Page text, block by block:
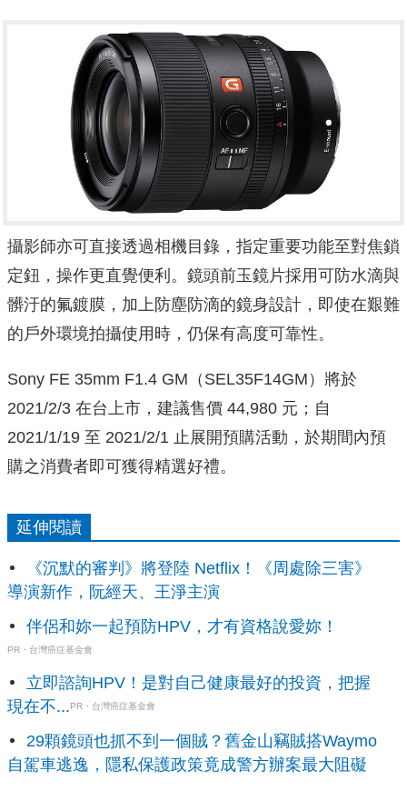
攝影師亦可直接透過相機目錄，指定重要功能至對焦鎖
定鈕，操作更直覺便利。鏡頭前玉鏡片採用可防水滴與
髒汙的氟鍍膜，加上防塵防滴的鏡身設計，即使在艱難
的戶外環境拍攝使用時，仍保有高度可靠性。
Sony FE 35mm F1.4 GM（SEL35F14GM）將於
2021/2/3 在台上市，建議售價 44,980 元；自
2021/1/19 至 2021/2/1 止展開預購活動，於期間內預
購之消費者即可獲得精選好禮。
延伸閱讀
《沉默的審判》將登陸 Netflix！《周處除三害》
導演新作，阮經天、王淨主演
伴侶和妳一起預防HPV，才有資格說愛妳！
PR・台灣癌症基金會
立即諮詢HPV！是對自己健康最好的投資，把握
現在不... PR・台灣癌症基金會
29顆鏡頭也抓不到一個賊？舊金山竊賊搭Waymo
自駕車逃逸，隱私保護政策竟成警方辦案最大阻礙